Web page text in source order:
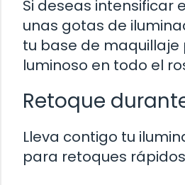
Si deseas intensificar
unas gotas de
tu base de
luminoso en todo el
Retoque
Lleva contigo tu
para retoques